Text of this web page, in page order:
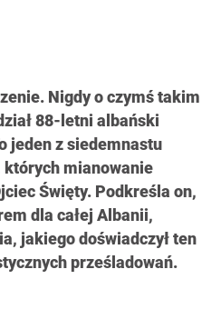
Nigdy o czymś takim
88-letni albański
jeden z siedemnastu
których mianowanie
Święty. Podkreśla on,
dla całej Albanii,
jakiego doświadczył ten
prześladowań.